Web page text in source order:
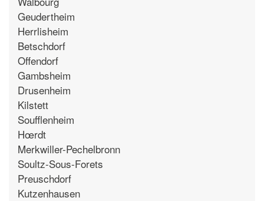
Geudertheim
Herrlisheim
Betschdorf
Offendorf
Gambsheim
Drusenheim
Kilstett
Soufflenheim
Hœrdt
Merkwiller-Pechelbronn
Soultz-Sous-Forets
Preuschdorf
Kutzenhausen